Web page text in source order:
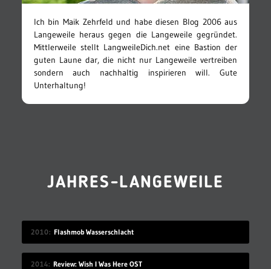
Ich bin Maik Zehrfeld und habe diesen Blog 2006 aus
Langeweile heraus gegen die Langeweile gegründet.
Mittlerweile stellt LangweileDich.net eine Bastion der
guten Laune dar, die nicht nur Langeweile vertreiben
sondern auch nachhaltig inspirieren will. Gute
Unterhaltung!
JAHRES-LANGEWEILE
2010 Flashmob Wasserschlacht
2014 Review: Wish I Was Here OST